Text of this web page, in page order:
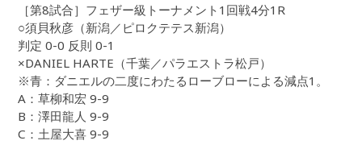
［第8試合］フェザー級トーナメント1回戦4分1R
○須貝秋彦（新潟／ピロクテテス新潟）
判定 0-0 反則 0-1
×DANIEL HARTE（千葉／パラエストラ松戸）
※青：ダニエルの二度にわたるローブローによる減点1。
A：草柳和宏 9-9
B：澤田龍人 9-9
C：土屋大喜 9-9